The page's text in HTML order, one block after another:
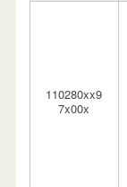
110280xx9
7x00x